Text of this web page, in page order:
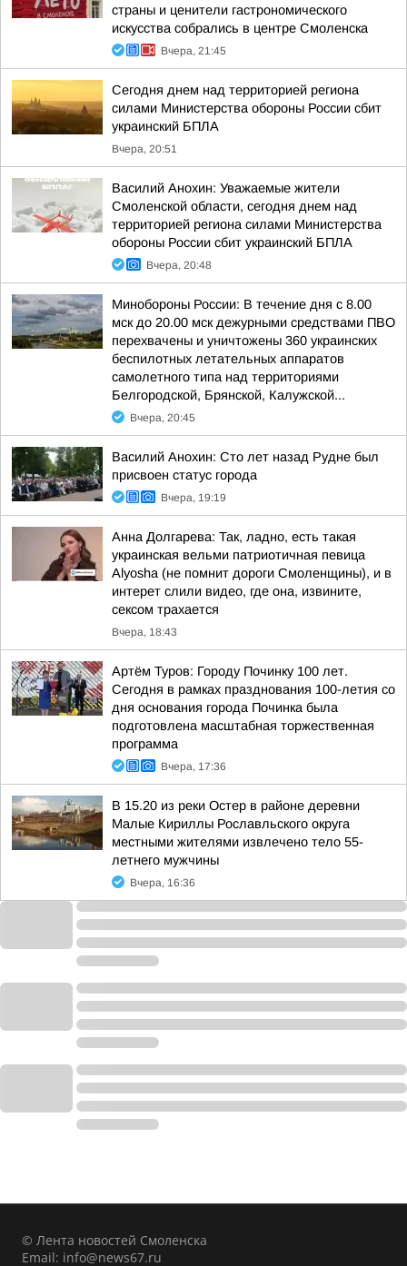
страны и ценители гастрономического
искусства собрались в центре Смоленска
Вчера, 21:45
Сегодня днем над территорией региона
силами Министерства обороны России сбит
украинский БПЛА
Вчера, 20:51
Василий Анохин: Уважаемые жители
Смоленской области, сегодня днем над
территорией региона силами Министерства
обороны России сбит украинский БПЛА
Вчера, 20:48
Минобороны России: В течение дня с 8.00
мск до 20.00 мск дежурными средствами ПВО
перехвачены и уничтожены 360 украинских
беспилотных летательных аппаратов
самолетного типа над территориями
Белгородской, Брянской, Калужской...
Вчера, 20:45
Василий Анохин: Сто лет назад Рудне был
присвоен статус города
Вчера, 19:19
Анна Долгарева: Так, ладно, есть такая
украинская вельми патриотичная певица
Alyosha (не помнит дороги Смоленщины), и в
интерет слили видео, где она, извините,
сексом трахается
Вчера, 18:43
Артём Туров: Городу Починку 100 лет.
Сегодня в рамках празднования 100-летия со
дня основания города Починка была
подготовлена масштабная торжественная
программа
Вчера, 17:36
В 15.20 из реки Остер в районе деревни
Малые Кириллы Рославльского округа
местными жителями извлечено тело 55-
летнего мужчины
Вчера, 16:36
© Лента новостей Смоленска
Email: info@news67.ru